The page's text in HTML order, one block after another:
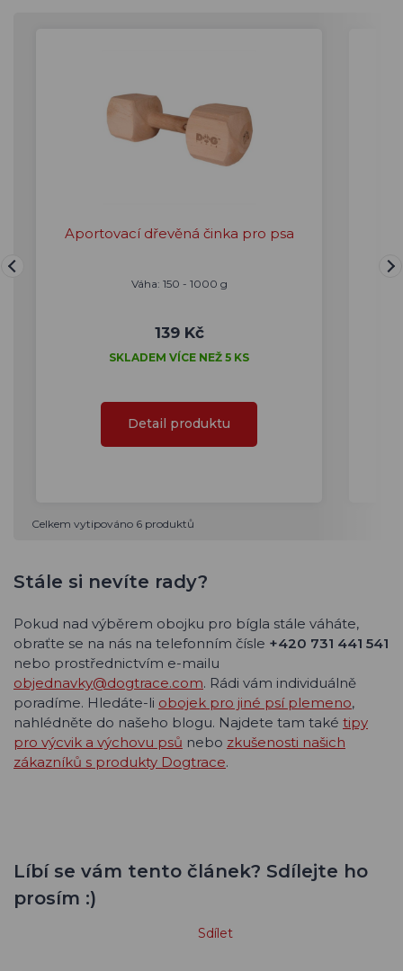
Aportovací dřevěná činka pro psa
Váha: 150 - 1000 g
139 Kč
SKLADEM VÍCE NEŽ 5 KS
Detail produktu
Celkem vytipováno 6 produktů
Stále si nevíte rady?
Pokud nad výběrem obojku pro bígla stále váháte,
obraťte se na nás na telefonním čísle +420 731 441 541
nebo prostřednictvím e-mailu
objednavky@dogtrace.com. Rádi vám individuálně
poradíme. Hledáte-li obojek pro jiné psí plemeno,
nahlédněte do našeho blogu. Najdete tam také tipy
pro výcvik a výchovu psů nebo zkušenosti našich
zákazníků s produkty Dogtrace.
Líbí se vám tento článek? Sdílejte ho
prosím :)
Sdílet